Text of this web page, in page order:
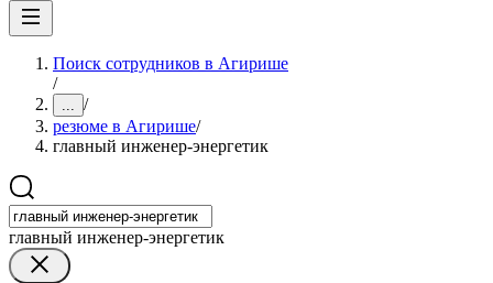
Поиск сотрудников в Агирише
/
... /
резюме в Агирише/
главный инженер-энергетик
главный инженер-энергетик